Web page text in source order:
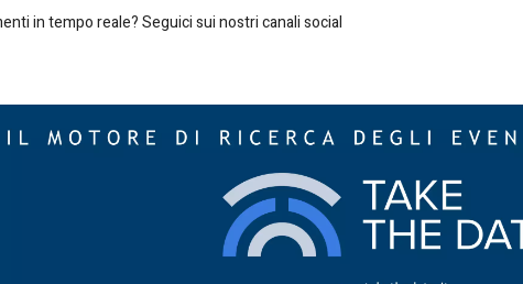
in tempo reale? Seguici sui nostri canali social